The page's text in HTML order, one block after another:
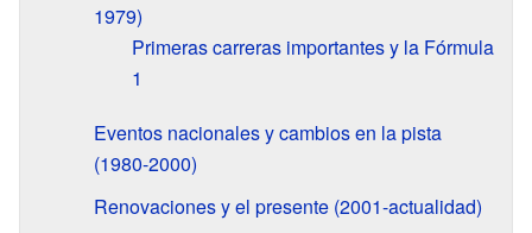
1979)
Primeras carreras importantes y la Fórmula
1
Eventos nacionales y cambios en la pista
(1980-2000)
Renovaciones y el presente (2001-actualidad)